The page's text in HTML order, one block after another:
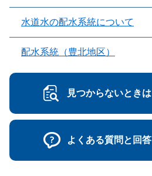
水道水の配水系統について
配水系統（豊北地区）
見つからないときは
よくある質問と回答